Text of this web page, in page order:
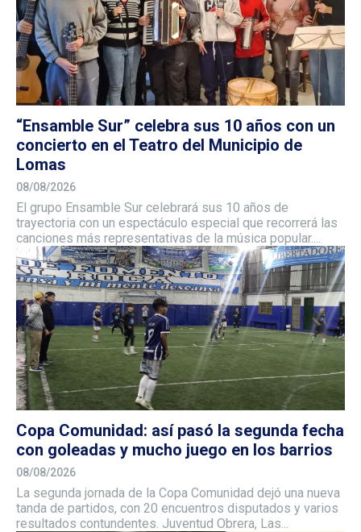
“Ensamble Sur” celebra sus 10 años con un
concierto en el Teatro del Municipio de
Lomas
08/08/2026
El grupo Ensamble Sur celebrará sus 10 años de
trayectoria con un espectáculo especial que recorrerá las
canciones más representativas de la música popular....
Copa Comunidad: así pasó la segunda fecha
con goleadas y mucho juego en los barrios
08/08/2026
La segunda jornada de la Copa Comunidad dejó una nueva
tanda de partidos, con 20 encuentros disputados y varios
resultados contundentes. Juventud Obrera, Las...